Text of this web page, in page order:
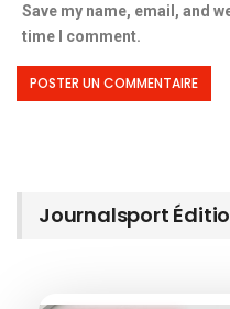
Save my name, email, and
time I comment.
Journalsport